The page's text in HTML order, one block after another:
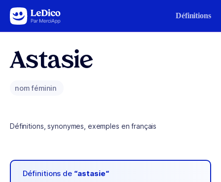
Aller au contenu Définitions
Astasie
nom féminin
Définitions, synonymes, exemples en français
Définitions de “astasie“